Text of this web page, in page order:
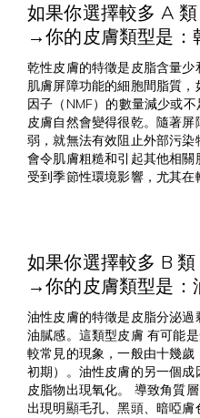
如果你選擇較多 A 類
→你的皮膚類型是：
乾性皮膚的特徵是皮脂含量
肌膚屏障功能的細胞間脂質
因子（NMF）的數量減少或
皮膚自然會變得很乾。隨著
弱，就無法有效阻止外部污
會令肌膚粗糙和引起其他相
受到季節性環境影響，尤其在
如果你選擇較多 B 類
→你的皮膚類型是：
油性皮膚的特徵是皮脂分泌
油膩感。這類型皮膚 有可能
較常見的現象，一般由十幾
初期）。油性皮膚的另一個
皮脂物出現氧化。 導致角質
出現明顯毛孔、黑頭、暗啞膚